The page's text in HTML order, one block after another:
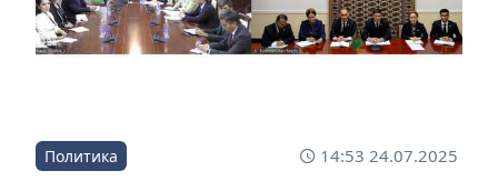
Политика 14:53 24.07.2025